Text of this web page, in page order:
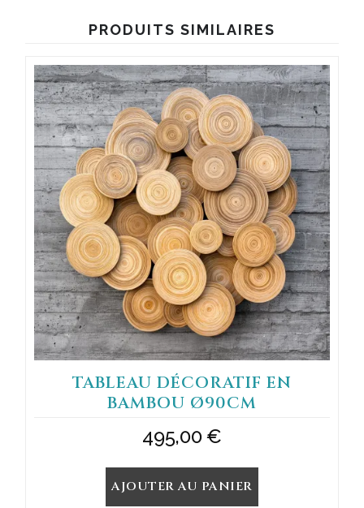
PRODUITS SIMILAIRES
TABLEAU DÉCORATIF EN
BAMBOU Ø90CM
495,00€
AJOUTER AU PANIER